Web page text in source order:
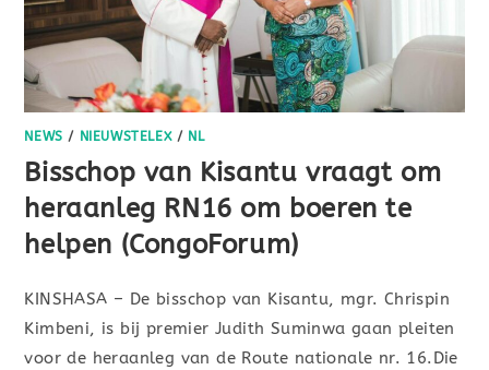
NEWS / NIEUWSTELEX/ NL
Bisschop van Kisantu vraagt om
heraanleg RN16 om boeren te
helpen (CongoForum)
KINSHASA – De bisschop van Kisantu, mgr. Chrispin
Kimbeni, is bij premier Judith Suminwa gaan pleiten
voor de heraanleg van de Route nationale nr. 16.Die